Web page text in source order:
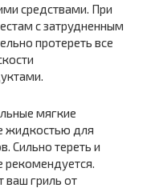
средствами. При
с затрудненным
протереть все
мягкие
жидкостью для
Сильно тереть и
рекомендуется.
ваш гриль от